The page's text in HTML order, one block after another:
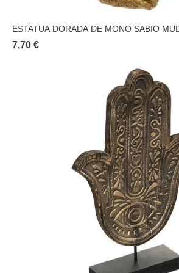
ESTATUA DORADA DE MONO SABIO
7,70 €